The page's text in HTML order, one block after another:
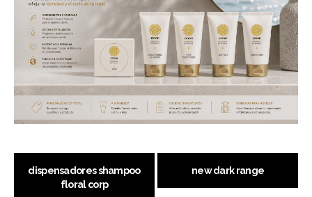
dedispensadores shampoo
floral corp
new dark range